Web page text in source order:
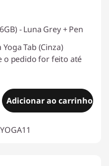
- Luna Grey + Pen
Tab (Cinza)
o pedido for feito até
Adicionar ao carrinho